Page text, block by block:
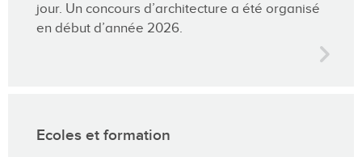
jour. Un concours d’architecture a été organisé
en début d’année 2026.
Ecoles et formation